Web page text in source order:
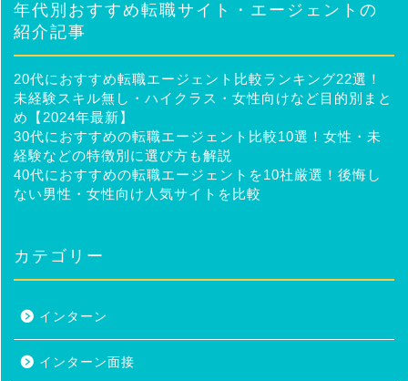
年代別おすすめ転職サイト・エージェントの
紹介記事
20代におすすめ転職エージェント比較ランキング22選！
未経験スキル無し・ハイクラス・女性向けなど目的別まと
め【2024年最新】
30代におすすめの転職エージェント比較10選！女性・未
経験などの特徴別に選び方も解説
40代におすすめの転職エージェントを10社厳選！後悔し
ない男性・女性向け人気サイトを比較
カテゴリー
インターン
インターン面接